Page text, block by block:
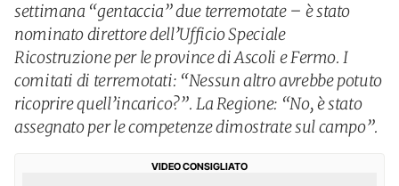
settimana “gentaccia” due terremotate – è stato
nominato direttore dell’Ufficio Speciale
Ricostruzione per le province di Ascoli e Fermo. I
comitati di terremotati: “Nessun altro avrebbe potuto
ricoprire quell’incarico?”. La Regione: “No, è stato
assegnato per le competenze dimostrate sul campo”.
VIDEO CONSIGLIATO